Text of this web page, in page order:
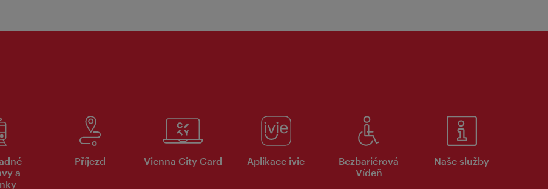
a
Příjezd Vienna City Card Aplikace ivie
Bezbariérová
Vídeň
Naše služby